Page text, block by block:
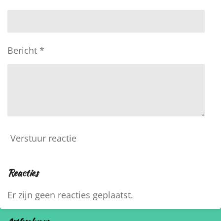
Bericht *
Verstuur reactie
Reacties
Er zijn geen reacties geplaatst.